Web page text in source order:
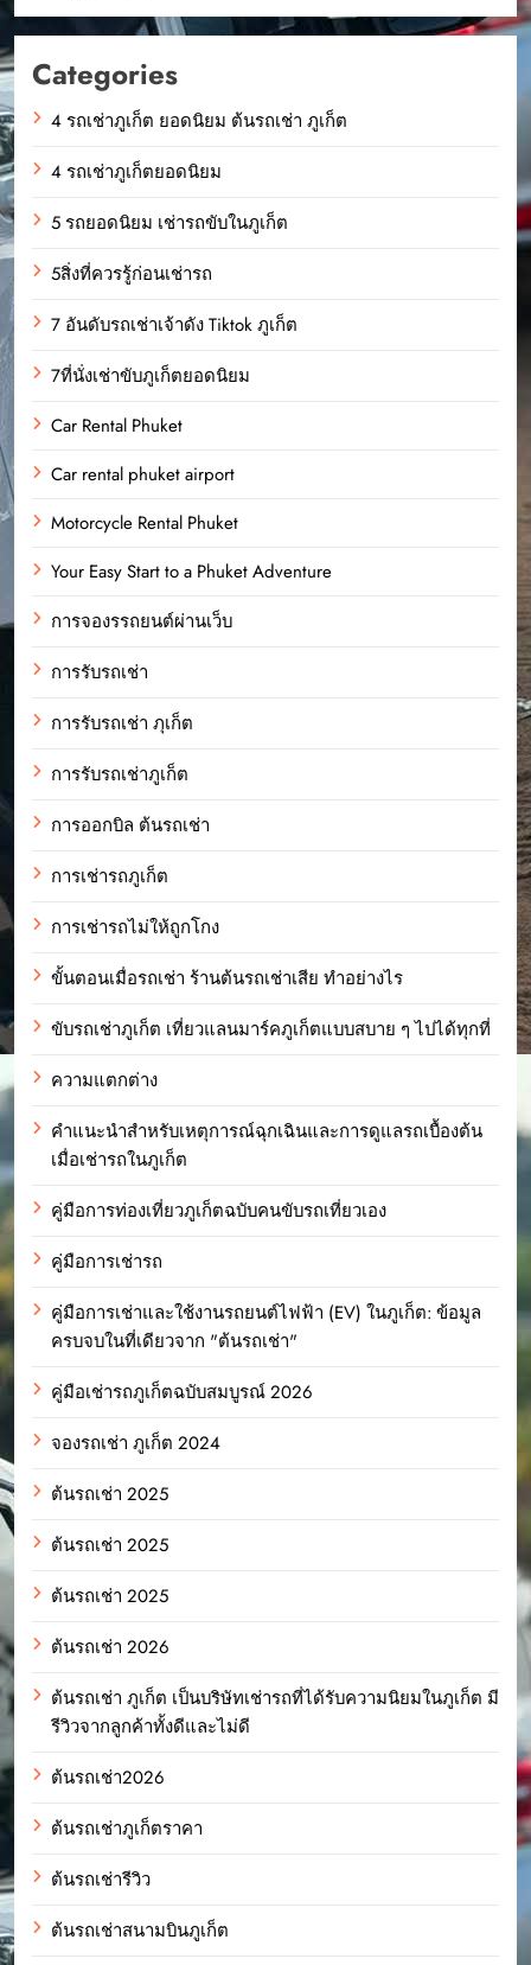
Categories
4 รถเช่าภูเก็ต ยอดนิยม ต้นรถเช่า ภูเก็ต
4 รถเช่าภูเก็ตยอดนิยม
5 รถยอดนิยม เช่ารถขับในภูเก็ต
5สิ่งที่ควรรู้ก่อนเช่ารถ
7 อันดับรถเช่าเจ้าดัง Tiktok ภูเก็ต
7ที่นั่งเช่าขับภูเก็ตยอดนิยม
Car Rental Phuket
Car rental phuket airport
Motorcycle Rental Phuket
Your Easy Start to a Phuket Adventure
การจองรรถยนต์ผ่านเว็บ
การรับรถเช่า
การรับรถเช่า ภุเก็ต
การรับรถเช่าภูเก็ต
การออกบิล ต้นรถเช่า
การเช่ารถภูเก็ต
การเช่ารถไม่ให้ถูกโกง
ขั้นตอนเมื่อรถเช่า ร้านต้นรถเช่าเสีย ทำอย่างไร
ขับรถเช่าภูเก็ต เที่ยวแลนมาร์คภูเก็ตแบบสบาย ๆ ไปได้ทุกที่
ความแตกต่าง
คำแนะนำสำหรับเหตุการณ์ฉุกเฉินและการดูแลรถเบื้องต้น
เมื่อเช่ารถในภูเก็ต
คู่มือการท่องเที่ยวภูเก็ตฉบับคนขับรถเที่ยวเอง
คู่มือการเช่ารถ
คู่มือการเช่าและใช้งานรถยนต์ไฟฟ้า (EV) ในภูเก็ต: ข้อมูล
ครบจบในที่เดียวจาก "ต้นรถเช่า"
คู่มือเช่ารถภูเก็ตฉบับสมบูรณ์ 2026
จองรถเช่า ภูเก็ต 2024
ต้นรถเช่า 2025
ต้นรถเช่า 2025
ต้นรถเช่า 2025
ต้นรถเช่า 2026
ต้นรถเช่า ภูเก็ต เป็นบริษัทเช่ารถที่ได้รับความนิยมในภูเก็ต มี
รีวิวจากลูกค้าทั้งดีและไม่ดี
ต้นรถเช่า2026
ต้นรถเช่าภูเก็ตราคา
ต้นรถเช่ารีวิว
ต้นรถเช่าสนามบินภูเก็ต